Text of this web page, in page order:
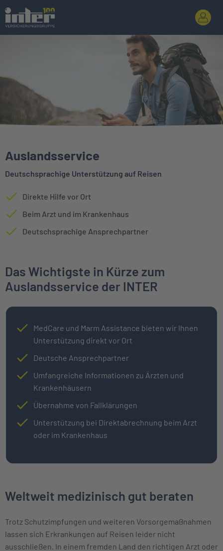
Auslandsservice
Deutschsprachige Unterstützung auf Reisen
Direkte Hilfe vor Ort
Beim Arzt und im Krankenhaus
Deutschsprachige Ansprechpartner
Das Wichtigste in Kürze zum
Auslandsservice der INTER
MedCare und Marm Assistance bieten wir Ihnen
Unterstützung direkt vor Ort
Deutsche Ansprechpartner
Umfangreiche Informationen zu Ärzten und
Krankenhäusern
Übernahme von Fallklärungen
Unterstützung bei Direktabrechnung beim Arzt
oder im Krankenhaus
Weltweit medizinisch gut beraten
Trotz Schutzimpfungen und weiteren Vorsorgemaßnahmen
lassen sich Erkrankungen auf Reisen leider nicht
ausschließen. In einem fremden Land den richtigen Arzt oder